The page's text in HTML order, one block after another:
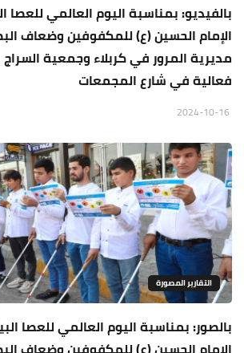
بالفيديو: بمناسبة اليوم العالمي للعصا
الإمام الحسين (ع) للمكفوفين وضعاف
مديرية المرور في كربلاء وجمعية
فعالية في شارع المجمعات
التقارير المصورة
بالصور: بمناسبة اليوم العالمي للعصا